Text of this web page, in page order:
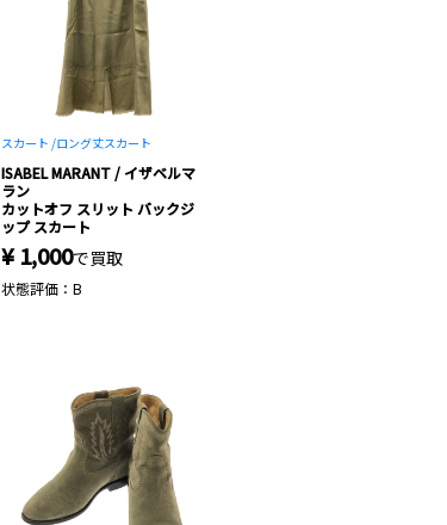
スカート /ロング丈スカート
ISABEL MARANT / イザベルマ
ラン
カットオフ スリット バックジ
ップ スカート
¥ 1,000で買取
状態評価：B